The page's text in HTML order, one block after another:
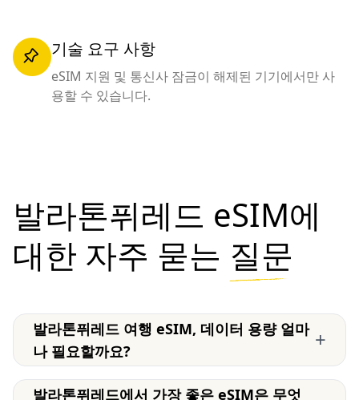
기술 요구 사항
eSIM 지원 및 통신사 잠금이 해제된 기기에서만 사
용할 수 있습니다.
발라톤퓌레드 eSIM에
대한 자주 묻는 질문
발라톤퓌레드 여행 eSIM, 데이터 용량 얼마
나 필요할까요?
+
발라톤퓌레드에서 가장 좋은 eSIM은 무엇